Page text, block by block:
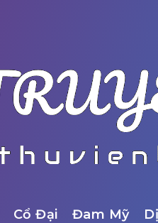
Cổ Đại Đam Mỹ